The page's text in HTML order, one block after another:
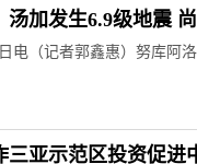
汤加发生6.9级地震
电（记者郭鑫惠）努库阿
三亚示范区投资促进